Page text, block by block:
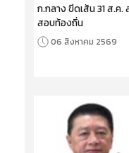
ก.กลาง ขีดเส้น 31 ส.ค.
สอบท้องถิ่น
06 สิงหาคม 2569